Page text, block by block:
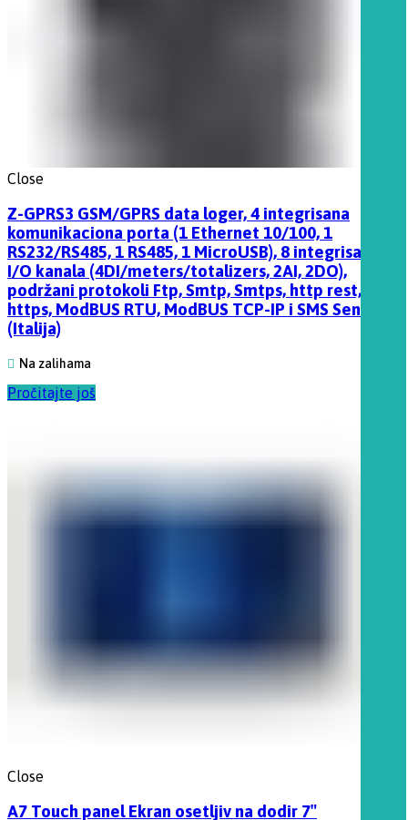
Close
Z-GPRS3 GSM/GPRS data loger, 4 integrisana
komunikaciona porta (1 Ethernet 10/100, 1
RS232/RS485, 1 RS485, 1 MicroUSB), 8 integrisanih
I/O kanala (4DI/meters/totalizers, 2AI, 2DO),
podržani protokoli Ftp, Smtp, Smtps, http rest,
https, ModBUS RTU, ModBUS TCP-IP i SMS Seneca
(Italija)
Na zalihama
Pročitajte još
Close
A7 Touch panel Ekran osetljiv na dodir 7″